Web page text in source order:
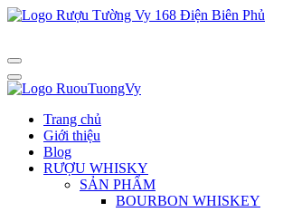
Trang chủ
Giới thiệu
Blog
RƯỢU WHISKY
SẢN PHẨM
BOURBON WHISKEY